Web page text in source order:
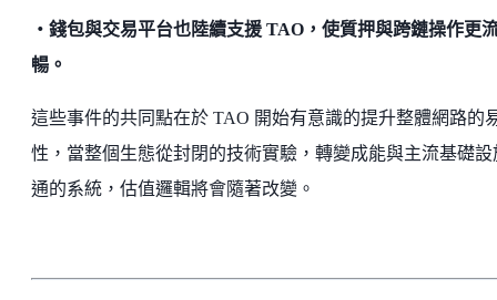
・錢包與交易平台也陸續支援 TAO，使質押與跨鏈操作更
暢。
這些事件的共同點在於 TAO 開始有意識的提升整體網路的
性，當整個生態從封閉的技術實驗，轉變成能與主流基礎設
通的系統，估值邏輯將會隨著改變。